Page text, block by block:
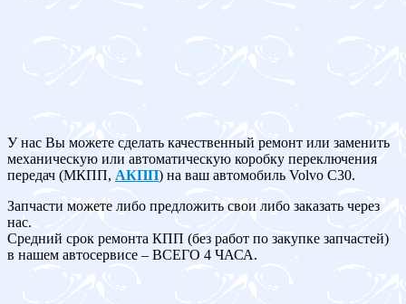
У нас Вы можете сделать качественный ремонт или заменить
механическую или автоматическую коробку переключения
передач (МКПП, АКПП) на ваш автомобиль Volvo C30.
Запчасти можете либо предложить свои либо заказать через
нас.
Средний срок ремонта КПП (без работ по закупке запчастей)
в нашем автосервисе – ВСЕГО 4 ЧАСА.